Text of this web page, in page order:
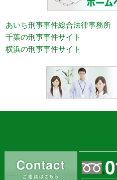
あいち刑事事件総合法律事務所
千葉の刑事事件サイト
横浜の刑事事件サイト